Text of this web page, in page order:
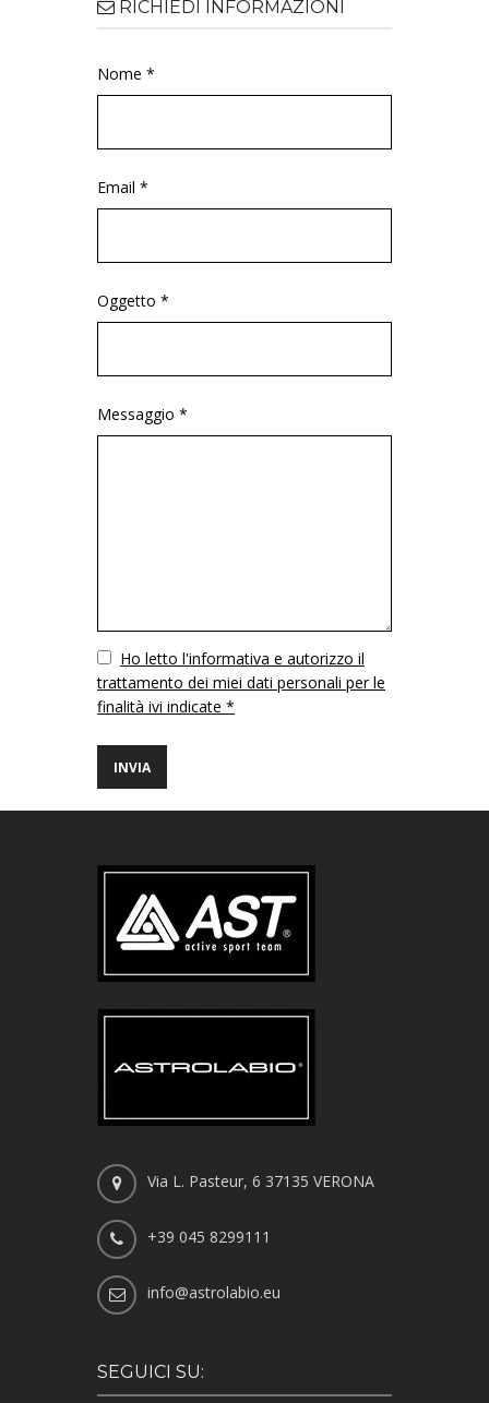
RICHIEDI INFORMAZIONI
Nome *
Email *
Oggetto *
Messaggio *
VuotoHo letto l'informativa e autorizzo il
trattamento dei miei dati personali per le
finalità ivi indicate *
Via L. Pasteur, 6 37135 VERONA
+39 045 8299111
info@astrolabio.eu
SEGUICI SU: